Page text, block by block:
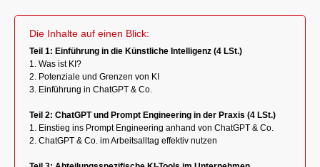
Die Inhalte auf einen Blick:
Teil 1: Einführung in die Künstliche Intelligenz (4 LSt.)
1. Was ist KI?
2. Potenziale und Grenzen von KI
3. Einführung in ChatGPT & Co.
Teil 2: ChatGPT und Prompt Engineering in der Praxis (4 LSt.)
1. Einstieg ins Prompt Engineering anhand von ChatGPT & Co.
2. ChatGPT & Co. im Arbeitsalltag effektiv nutzen